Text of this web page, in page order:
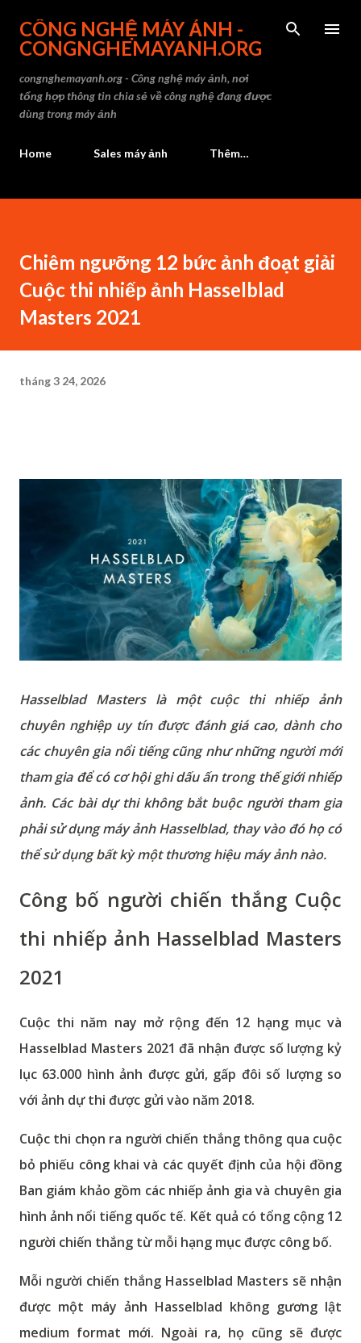
Chuyển đến nội dung chính
CÔNG NGHỆ MÁY ẢNH -
CONGNGHEMAYANH.ORG
congnghemayanh.org - Công nghệ máy ảnh, nơi
tổng hợp thông tin chia sẻ về công nghệ đang được
dùng trong máy ảnh
Home Sales máy ảnh Thêm…
Chiêm ngưỡng 12 bức ảnh đoạt giải
Cuộc thi nhiếp ảnh Hasselblad
Masters 2021
tháng 3 24, 2026
Hasselblad Masters là một cuộc thi nhiếp ảnh
chuyên nghiệp uy tín được đánh giá cao, dành cho
các chuyên gia nổi tiếng cũng như những người mới
tham gia để có cơ hội ghi dấu ấn trong thế giới nhiếp
ảnh. Các bài dự thi không bắt buộc người tham gia
phải sử dụng máy ảnh Hasselblad, thay vào đó họ có
thể sử dụng bất kỳ một thương hiệu máy ảnh nào.
Công bố người chiến thắng Cuộc
thi nhiếp ảnh Hasselblad Masters
2021
Cuộc thi năm nay mở rộng đến 12 hạng mục và
Hasselblad Masters 2021 đã nhận được số lượng kỷ
lục 63.000 hình ảnh được gửi, gấp đôi số lượng so
với ảnh dự thi được gửi vào năm 2018.
Cuộc thi chọn ra người chiến thắng thông qua cuộc
bỏ phiếu công khai và các quyết định của hội đồng
Ban giám khảo gồm các nhiếp ảnh gia và chuyên gia
hình ảnh nổi tiếng quốc tế. Kết quả có tổng cộng 12
người chiến thắng từ mỗi hạng mục được công bố.
Mỗi người chiến thắng Hasselblad Masters sẽ nhận
được một máy ảnh Hasselblad không gương lật
medium format mới. Ngoài ra, họ cũng sẽ được